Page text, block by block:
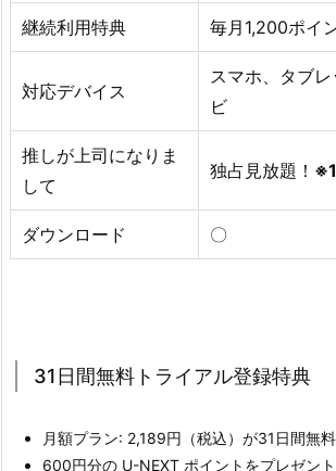
継続利用特典 毎月1,200ポイ
対応デバイス
スマホ、タブ
ビ
推しが上司になりま
して
独占見放題！
ダウンロード 〇
31日間無料トライアル登録特典
月額プラン: 2,189円（税込）が31日間無料
600円分の U-NEXT ポイントをプレゼント